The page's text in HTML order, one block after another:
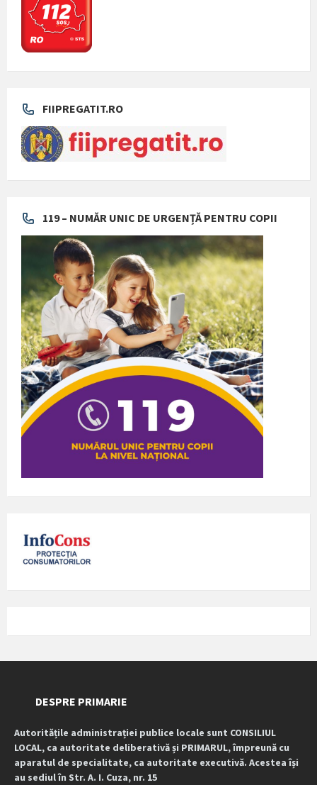
FIIPREGATIT.RO
119 – NUMĂR UNIC DE URGENȚĂ PENTRU COPII
DESPRE PRIMARIE
Autoritățile administrației publice locale sunt CONSILIUL
LOCAL, ca autoritate deliberativă și PRIMARUL, împreună cu
aparatul de specialitate, ca autoritate executivă. Acestea își
au sediul în Str. A. I. Cuza, nr. 15